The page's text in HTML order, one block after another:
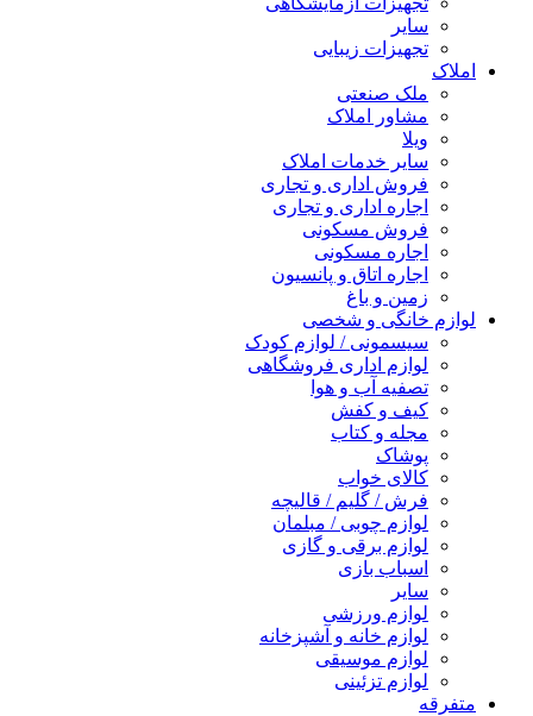
سایر
تجهیزات زیبایی
املاک
ملک صنعتی
مشاور املاک
ویلا
سایر خدمات املاک
فروش اداری و تجاری
اجاره اداری و تجاری
فروش مسکونی
اجاره مسکونی
اجاره اتاق و پانسیون
زمین و باغ
لوازم خانگی و شخصی
سیسمونی / لوازم کودک
لوازم اداری فروشگاهی
تصفیه آب و هوا
کیف و کفش
مجله و کتاب
پوشاک
کالای خواب
فرش / گلیم / قالیچه
لوازم چوبی / مبلمان
لوازم برقی و گازی
اسباب بازی
سایر
لوازم ورزشی
لوازم خانه و آشپزخانه
لوازم موسیقی
لوازم تزئینی
متفرقه